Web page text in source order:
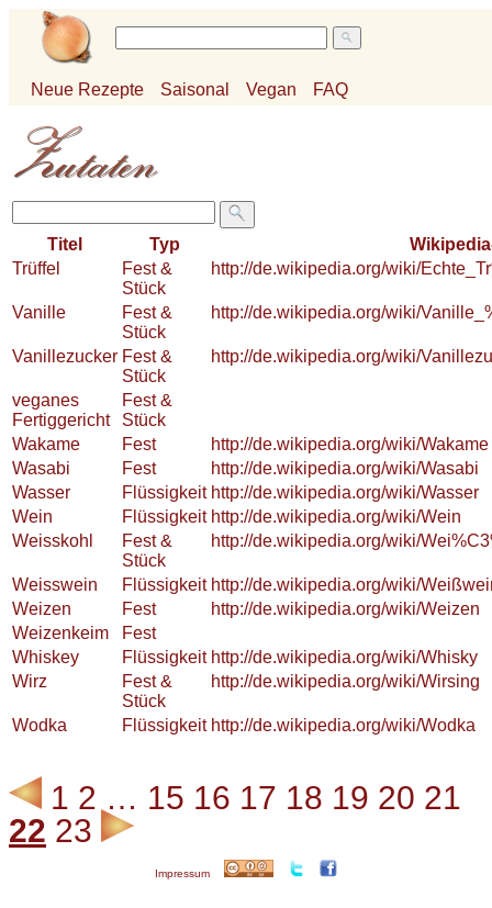
Neue Rezepte Saisonal Vegan FAQ
Titel Typ
Trüffel
Fest &
Stück
http://de.wikipedia.org/wiki/
Vanille
Fest &
Stück
http://de.wikipedia.org/wiki/
Vanillezucker Fest &
Stück
http://de.wikipedia.org/wiki/
veganes
Fertiggericht
Fest &
Stück
Wakame
Fest
http://de.wikipedia.org/wiki/Wakame
Wasabi
Fest
http://de.wikipedia.org/wiki/Wasabi
Wasser
Flüssigkeit http://de.wikipedia.org/wiki/Wasser
Wein
Flüssigkeit http://de.wikipedia.org/wiki/Wein
Weisskohl
Fest &
Stück
http://de.wikipedia.org/wiki/
Weisswein Flüssigkeit http://de.wikipedia.org/wiki/
Weizen
Fest
http://de.wikipedia.org/wiki/Weizen
Weizenkeim
Fest
Whiskey
Flüssigkeit http://de.wikipedia.org/wiki/Whisky
Wirz
Fest &
Stück
http://de.wikipedia.org/wiki/Wirsing
Wodka Flüssigkeit http://de.wikipedia.org/wiki/Wodka
1 2 … 15 16 17 18 19 20 21
22 23
Impressum